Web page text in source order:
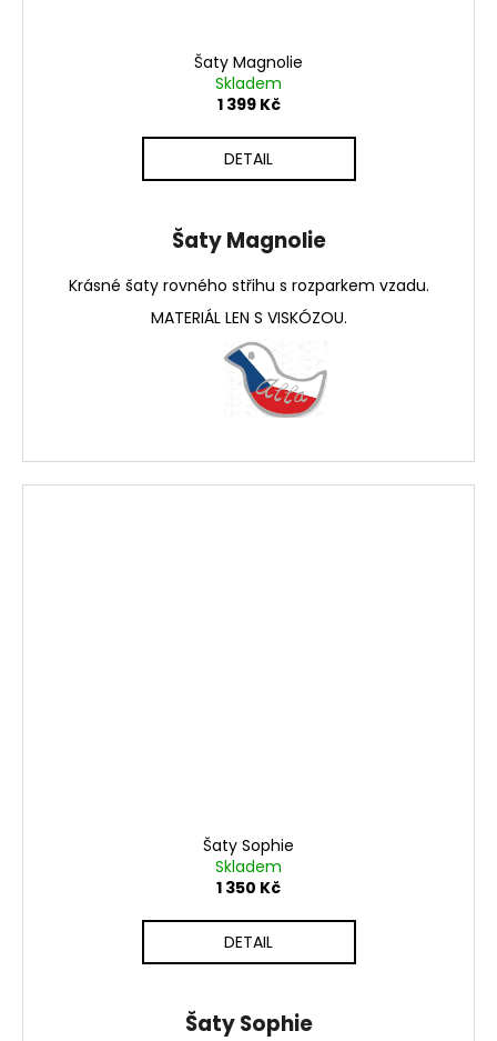
Šaty Magnolie
Skladem
1 399 Kč
DETAIL
Šaty Magnolie
Krásné šaty rovného střihu s rozparkem vzadu.
MATERIÁL LEN S VISKÓZOU.
Šaty Sophie
Skladem
1 350 Kč
DETAIL
Šaty Sophie